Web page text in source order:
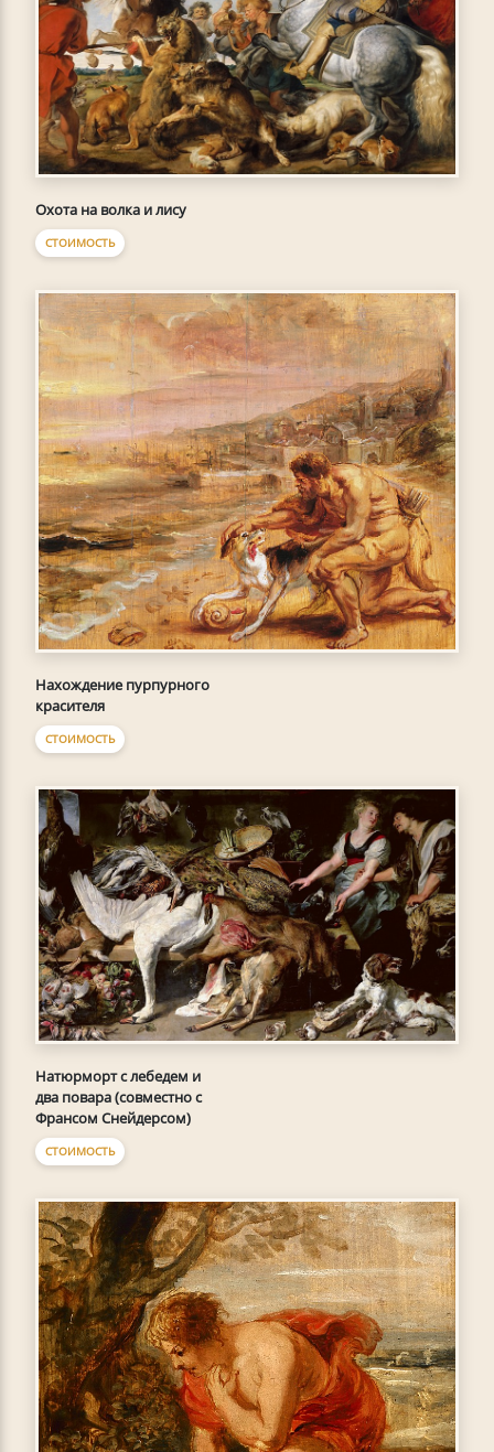
Охота на волка и лису
СТОИМОСТЬ
Нахождение пурпурного
красителя
СТОИМОСТЬ
Натюрморт с лебедем и
два повара (совместно с
Франсом Снейдерсом)
СТОИМОСТЬ